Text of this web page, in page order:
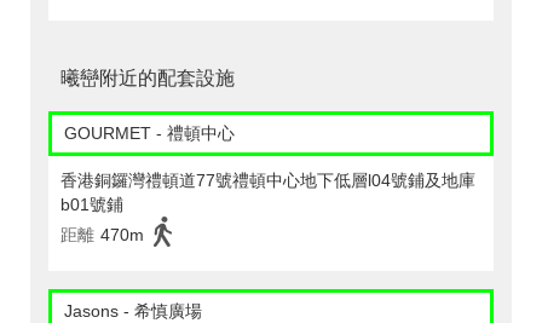
曦巒附近的配套設施
GOURMET - 禮頓中心
香港銅鑼灣禮頓道77號禮頓中心地下低層l04號鋪及地庫
b01號鋪
距離 470m
Jasons - 希慎廣場